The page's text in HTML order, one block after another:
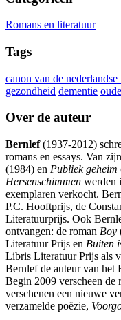
Romans en literatuur
Tags
canon van de
gezondheid dementie
Over de auteur
Bernlef(1937-2012)
romans en essays. Van
(1984) en Publiek geheim
Hersenschimmen werden
exemplaren verkocht.
P.C. Hooftprijs, de
Literatuurprijs. Ook
ontvangen: de roman Boy
Literatuur Prijs en Buiten
Libris Literatuur Prijs als
Bernlef de auteur van het
Begin 2009 verscheen de
verschenen een nieuwe
verzamelde poëzie,